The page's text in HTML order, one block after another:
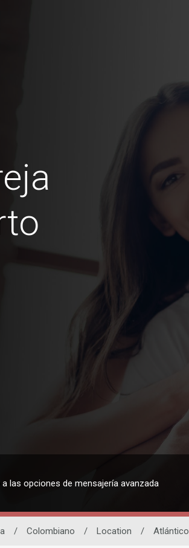
las opciones de mensajería avanzada
/ Colombiano / Location / Atlántico